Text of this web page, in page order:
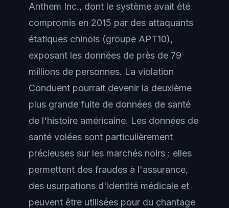
Anthem Inc., dont le système avait été
compromis en 2015 par des attaquants
étatiques chinois (groupe APT10),
exposant les données de près de 79
millions de personnes. La violation
Conduent pourrait devenir la deuxième
plus grande fuite de données de santé
de l'histoire américaine. Les données de
santé volées sont particulièrement
précieuses sur les marchés noirs : elles
permettent des fraudes à l'assurance,
des usurpations d'identité médicale et
peuvent être utilisées pour du chantage